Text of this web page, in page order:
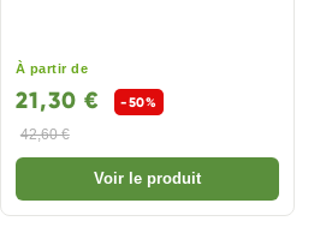
À partir de
21,30 €
-50%
42,60 €
Voir le produit